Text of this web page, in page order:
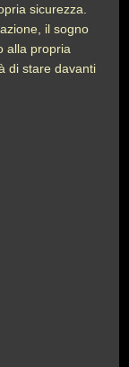
sicurezza.
il sogno
alla propria
di stare davanti